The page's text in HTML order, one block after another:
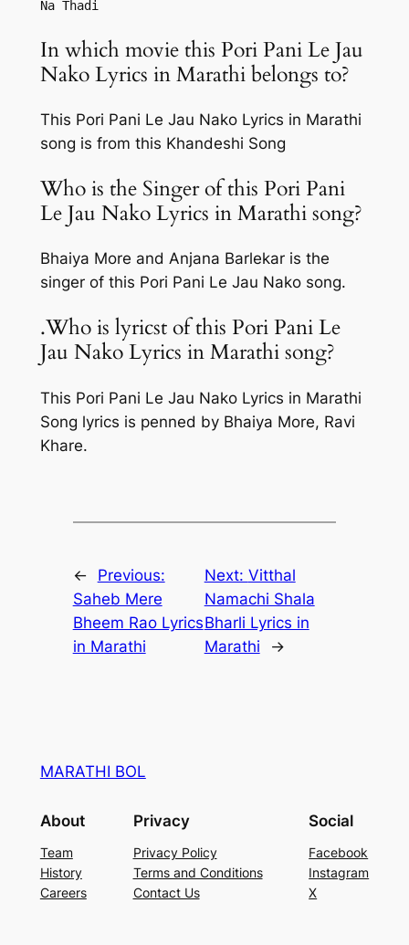
Na Thadi
In which movie this Pori Pani Le Jau
Nako Lyrics in Marathi belongs to?
This Pori Pani Le Jau Nako Lyrics in Marathi
song is from this Khandeshi Song
Who is the Singer of this Pori Pani
Le Jau Nako Lyrics in Marathi song?
Bhaiya More and Anjana Barlekar is the
singer of this Pori Pani Le Jau Nako song.
.Who is lyricst of this Pori Pani Le
Jau Nako Lyrics in Marathi song?
This Pori Pani Le Jau Nako Lyrics in Marathi
Song lyrics is penned by Bhaiya More, Ravi
Khare.
←
Previous:
Saheb Mere
Bheem Rao Lyrics
in Marathi
Next: Vitthal
Namachi Shala
Bharli Lyrics in
Marathi
→
MARATHI BOL
About
Team
History
Careers
Privacy
Privacy Policy
Terms and Conditions
Contact Us
Social
Facebook
Instagram
X